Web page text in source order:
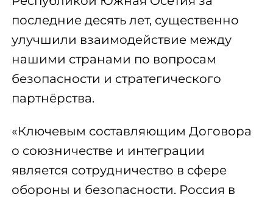
последние десять лет, существенно
улучшили взаимодействие между
нашими странами по вопросам
безопасности и стратегического
партнёрства.
«Ключевым составляющим Договора
о союзничестве и интеграции
является сотрудничество в сфере
обороны и безопасности. Россия в